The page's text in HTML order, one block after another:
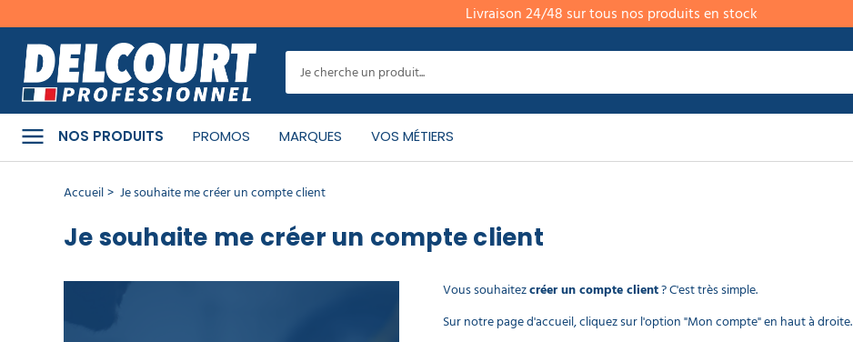
Livraison 24/48 sur tous nos produits en stock
NOS PRODUITS PROMOS MARQUES VOS MÉTIERS
MENU
CATÉGORIES
PRODUITS
NETTOYANTS
MATÉRIEL
NETTOYAGE
Accueil Je souhaite me créer un compte client
Je souhaite me créer un compte client
Vous souhaitezcréer un compte client? C'est très simple.
Sur notre page d'accueil, cliquez sur l'option "Mon compte" en haut à droite.